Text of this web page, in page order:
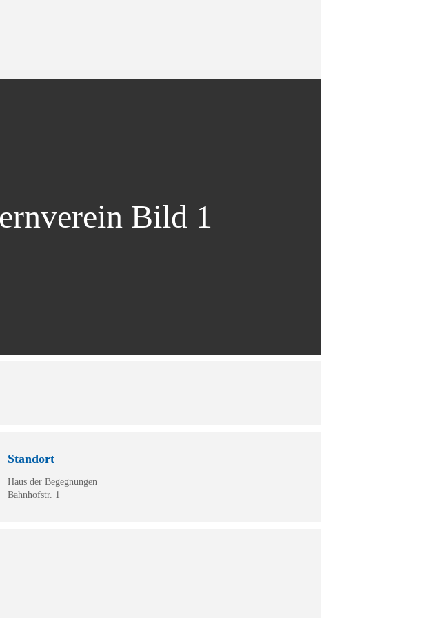
Standort
Haus der Begegnungen
Bahnhofstr. 1